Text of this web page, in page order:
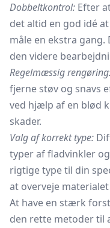
Dobbeltkontrol: Efter
det altid en god idé
måle en ekstra
den videre
Regelmæssig
fjerne støv og snavs
ved hjælp af en blød
skader.
Valg af korrekt type:
typer af fladvinkler
rigtige type til din
at overveje
At have en stærk
den rette metoder til